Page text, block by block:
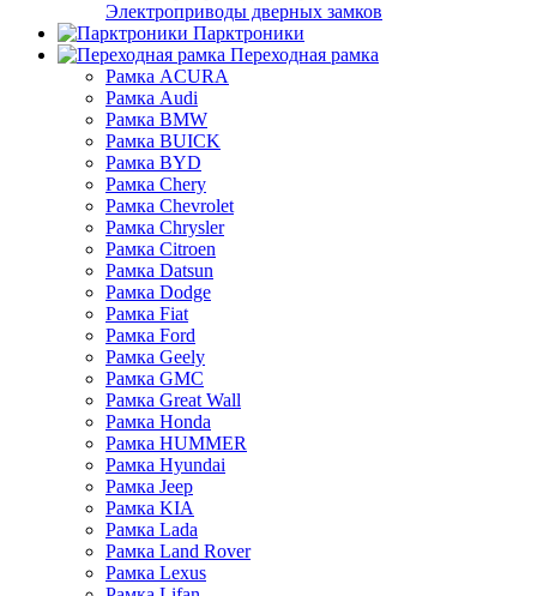
Электроприводы дверных замков
Парктроники
Переходная рамка
Рамка ACURA
Рамка Audi
Рамка BMW
Рамка BUICK
Рамка BYD
Рамка Chery
Рамка Chevrolet
Рамка Chrysler
Рамка Citroen
Рамка Datsun
Рамка Dodge
Рамка Fiat
Рамка Ford
Рамка Geely
Рамка GMC
Рамка Great Wall
Рамка Honda
Рамка HUMMER
Рамка Hyundai
Рамка Jeep
Рамка KIA
Рамка Lada
Рамка Land Rover
Рамка Lexus